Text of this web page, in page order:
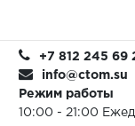
+7 812 245 69
info@ctom.su
Режим работы
10:00 - 21:00